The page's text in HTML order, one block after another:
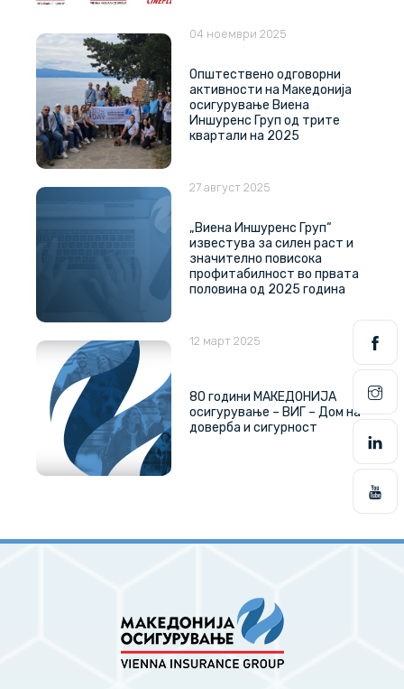
Општествено одговорни
активности на Македонија
осигурување Виена
Иншуренс Груп од трите
квартали на 2025
04 ноември 2025
„Виена Иншуренс Груп“
известува за силен раст и
значително повисока
профитабилност во првата
половина од 2025 година
27 август 2025
80 години МАКЕДОНИЈА
осигурување – ВИГ – Дом на
доверба и сигурност
12 март 2025